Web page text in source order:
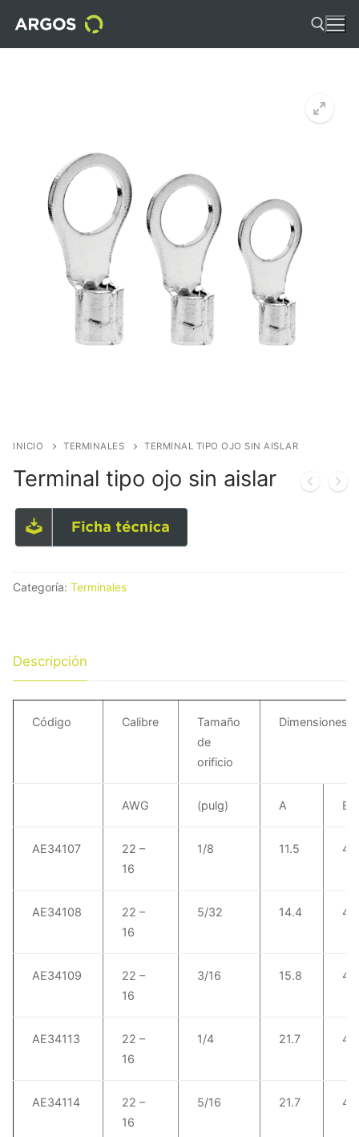
INICIO TERMINALES TERMINAL TIPO OJO SIN AISLAR
Terminal tipo ojo sin aislar
Categoría: Terminales
Descripción
Código Calibre
Tamaño
de
orificio
Dimensiones
AWG (pulg) A B
AE34107
22 –
16
1/8 11.5
AE34108
22 –
16
5/32 14.4
AE34109
22 –
16
3/16 15.8
AE34113
22 –
16
1/4 21.7
AE34114
22 –
16
5/16 21.7